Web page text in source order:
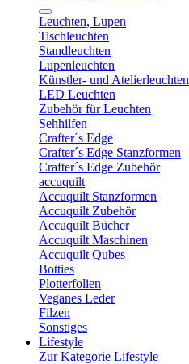
Leuchten, Lupen
Tischleuchten
Standleuchten
Lupenleuchten
Künstler- und Atelierleuchten
LED Leuchten
Zubehör für Leuchten
Sehhilfen
Crafter´s Edge
Crafter´s Edge Stanzformen
Crafter´s Edge Zubehör
accuquilt
Accuquilt Stanzformen
Accuquilt Zubehör
Accuquilt Bücher
Accuquilt Maschinen
Accuquilt Qubes
Botties
Plotterfolien
Veganes Leder
Filzen
Sonstiges
Lifestyle
Zur Kategorie Lifestyle